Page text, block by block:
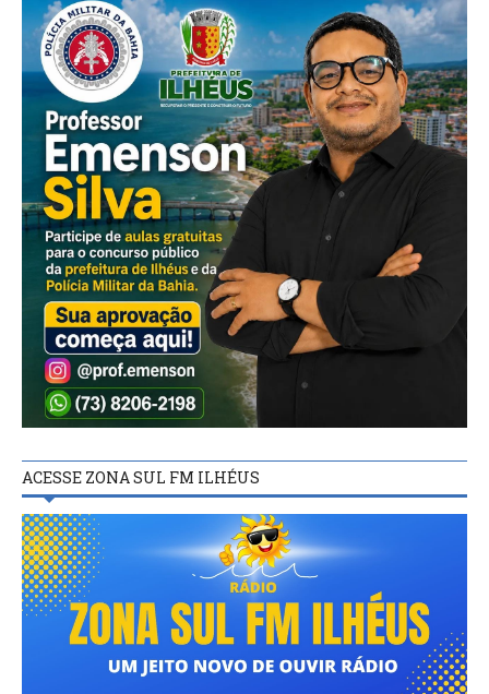
ACESSE ZONA SUL FM ILHÉUS